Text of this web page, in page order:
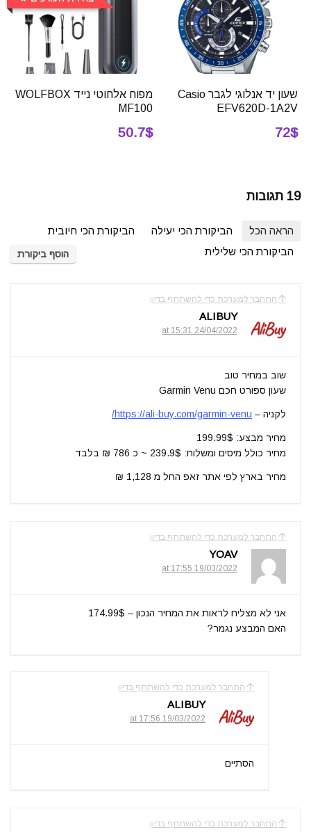
שעון יד אנלוגי לגבר Casio
EFV620D-1A2V
72$
מפוח אלחוטי נייד WOLFBOX
MF100
50.7$
19 תגובות
הראה הכל הביקורת הכי יעילה
הביקורת הכי חיובית
הביקורת הכי שלילית
הוסף ביקורת
התחבר למערכת כדי להשתתף בדיון
ALIBUY
24/04/2022 at 15:31
שוב במחיר טוב
שעון ספורט חכם Garmin Venu
לקניה – https://ali-buy.com/garmin-venu/
מחיר מבצע: 199.99$
מחיר כולל מיסים ומשלוח: 239.9$ ~ כ 786 ₪ בלבד
מחיר בארץ לפי אתר זאפ החל מ 1,128 ₪
התחבר למערכת כדי להשתתף בדיון
YOAV
19/03/2022 at 17:55
אני לא מצליח לראות את המחיר הנכון – 174.99$
האם המבצע נגמר?
התחבר למערכת כדי להשתתף בדיון
ALIBUY
19/03/2022 at 17:56
הסתיים
התחבר למערכת כדי להשתתף בדיון